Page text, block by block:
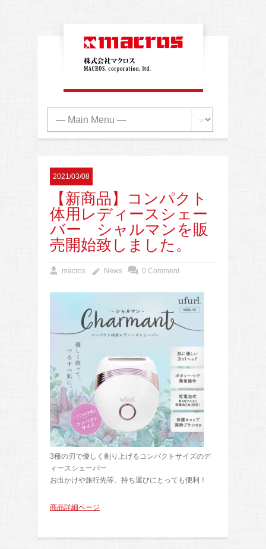
2021/03/08
【新商品】コンパクト
体用レディースシェー
バー シャルマンを販
売開始致しました。
macros News 0 Comment
3種の刃で優しく剃り上げるコンパクトサイズのデ
ィースシェーバー
お出かけや旅行先等、持ち運びにとっても便利！
商品詳細ページ